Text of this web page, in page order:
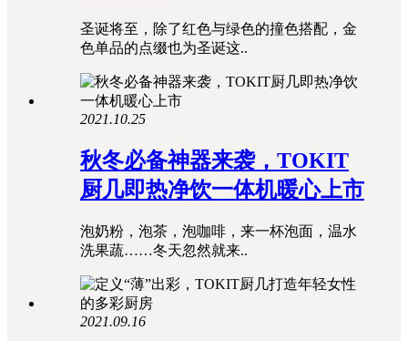
圣诞将至，除了红色与绿色的撞色搭配，金
色单品的点缀也为圣诞这..
2021.10.25
秋冬必备神器来袭，TOKIT
厨几即热净饮一体机暖心上市
泡奶粉，泡茶，泡咖啡，来一杯泡面，温水
洗果蔬……冬天忽然就来..
2021.09.16